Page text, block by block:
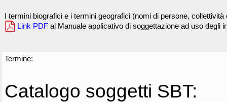
I termini biografici e i termini geografici (nomi di persone,
Link PDF al Manuale applicativo di soggettazione ad uso degli
Termine:
Catalogo soggetti SBT: